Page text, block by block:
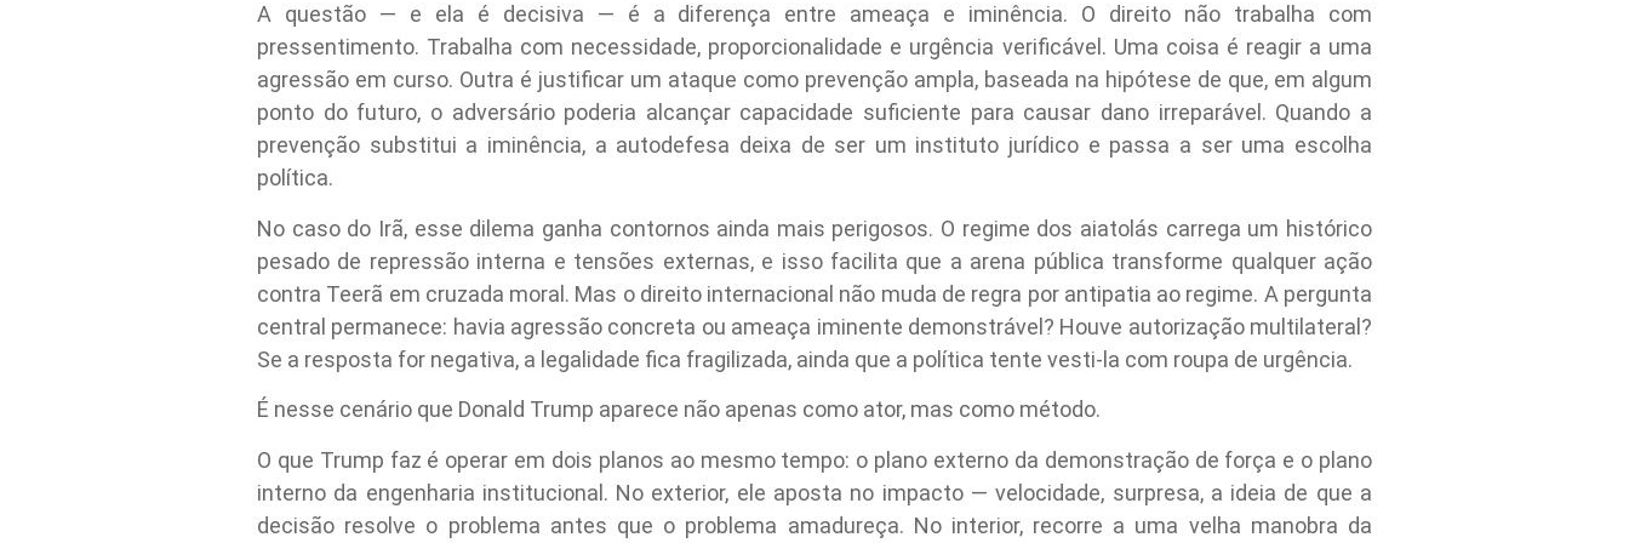
A questão — e ela é decisiva — é a diferença entre ameaça e iminência. O direito não trabalha com
pressentimento. Trabalha com necessidade, proporcionalidade e urgência verificável. Uma coisa é reagir a uma
agressão em curso. Outra é justificar um ataque como prevenção ampla, baseada na hipótese de que, em algum
ponto do futuro, o adversário poderia alcançar capacidade suficiente para causar dano irreparável. Quando a
prevenção substitui a iminência, a autodefesa deixa de ser um instituto jurídico e passa a ser uma escolha
política.
No caso do Irã, esse dilema ganha contornos ainda mais perigosos. O regime dos aiatolás carrega um histórico
pesado de repressão interna e tensões externas, e isso facilita que a arena pública transforme qualquer ação
contra Teerã em cruzada moral. Mas o direito internacional não muda de regra por antipatia ao regime. A pergunta
central permanece: havia agressão concreta ou ameaça iminente demonstrável? Houve autorização multilateral?
Se a resposta for negativa, a legalidade fica fragilizada, ainda que a política tente vesti-la com roupa de urgência.
É nesse cenário que Donald Trump aparece não apenas como ator, mas como método.
O que Trump faz é operar em dois planos ao mesmo tempo: o plano externo da demonstração de força e o plano
interno da engenharia institucional. No exterior, ele aposta no impacto — velocidade, surpresa, a ideia de que a
decisão resolve o problema antes que o problema amadureça. No interior, recorre a uma velha manobra da